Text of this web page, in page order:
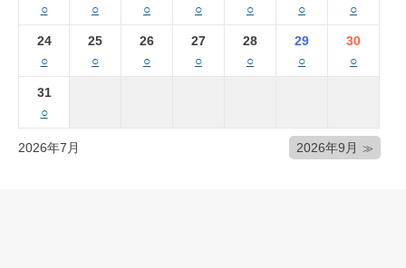
○
○
○
○
○
○
○
24
○
25
○
26
○
27
○
28
○
29
○
30
○
31
○
2026年7月 2026年9月